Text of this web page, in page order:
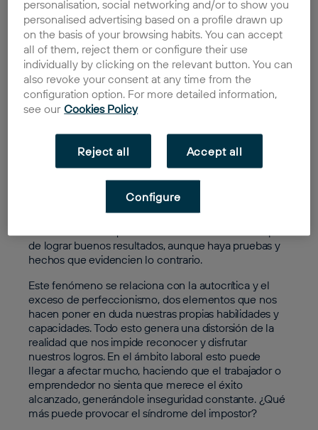
emprendedores y emprendedoras, pero ¿qué es
exactamente? ¿Cómo se puede combatir? En estas
cuestiones nos centraremos en el post de hoy, ¡no te
lo pierdas!
Síndrome del
impostor en el
trabajo
efectos negativos sobre tu salud mental. Este es un
fenómeno psicológico en el que un trabajador cree
de lograr buenos resultados, aunque haya pruebas y
hechos que evidencien lo contrario.
Este fenómeno se relaciona con la autocrítica y el
exceso de perfeccionismo, dos elementos que nos
hacen poner en duda nuestras propias habilidades y
capacidades. Todo esto genera una distorsión de la
realidad que nos impide reconocer y disfrutar
nuestros logros. En el ámbito laboral esto puede
llegar a afectar mucho, haciendo que el trabajador o
emprendedor no sienta que merece el éxito
alcanzado, generándole inseguridad constante. ¿Qué
más puede provocar el síndrome del impostor?
personalisation, social networking and/or to show you
personalised advertising based on a profile drawn up
on the basis of your browsing habits. You can accept
all of them, reject them or configure their use
individually by clicking on the relevant button. You can
also revoke your consent at any time from the
configuration option. For more detailed information,
see our Cookies Policy
Reject all Accept all
Configure